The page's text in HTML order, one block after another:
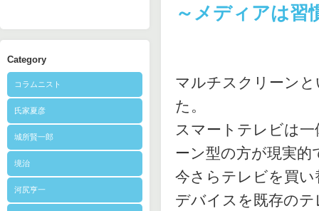
Category
コラムニスト
氏家夏彦
城所賢一郎
境治
河尻亨一
～メディアは習
マルチスクリーン
た。
スマートテレビは
ーン型の方が現実
今さらテレビを買
デバイスを既存の